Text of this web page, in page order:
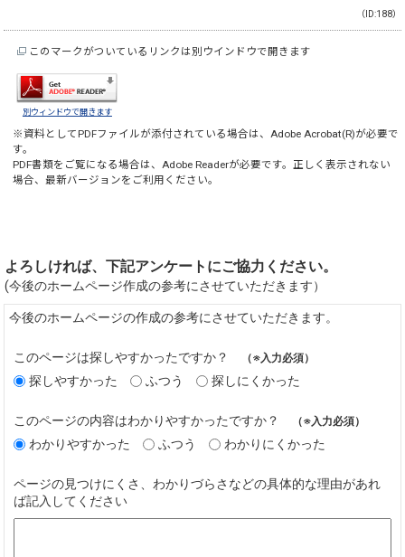
（ID:188）
このマークがついているリンクは別ウインドウで開きます
別ウィンドウで開きます
※資料としてPDFファイルが添付されている場合は、Adobe Acrobat(R)が必要で
す。
PDF書類をご覧になる場合は、Adobe Readerが必要です。正しく表示されない
場合、最新バージョンをご利用ください。